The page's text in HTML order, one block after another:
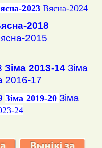
-2023 Вясна-2024
2018
2015
Зіма 2013-14 Зіма
2016-17
Зіма 2019-20 Зіма
24